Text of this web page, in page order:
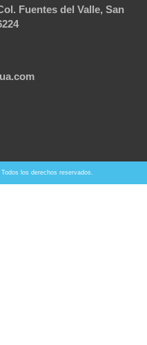
Fuentes del Valle, San
los derechos reservados.